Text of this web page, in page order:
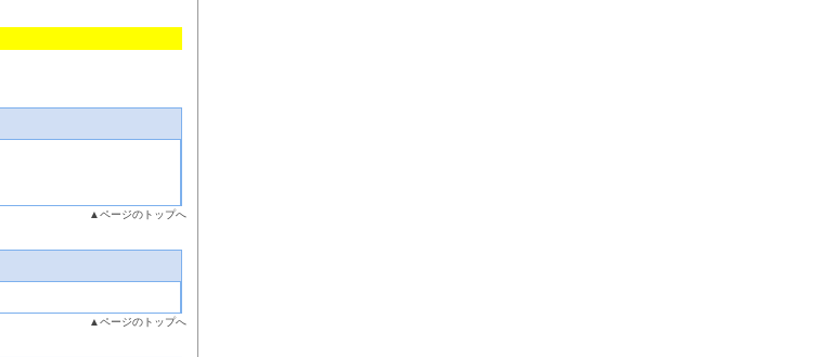
▲ページのトップへ
▲ページのトップへ